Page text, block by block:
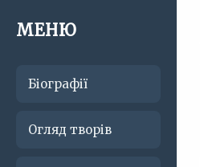
МЕНЮ
Біографії
Огляд творів